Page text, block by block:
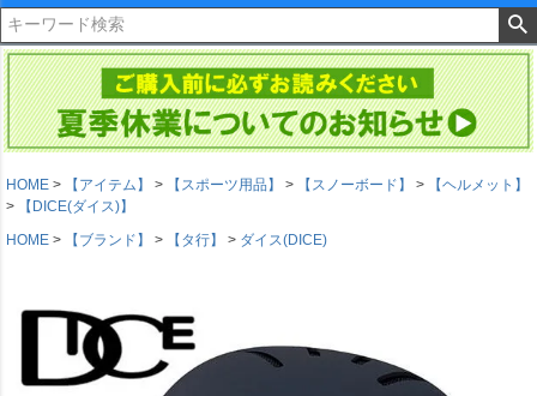
HOME 【アイテム】 【スポーツ用品】 【スノーボード】
【ヘルメット】
【DICE(ダイス)】
HOME
【ブランド】 【タ行】 ダイス(DICE)